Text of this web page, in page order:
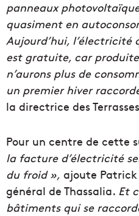
panneaux
quasiment en
Aujourd’hui, l’électricité
est gratuite, car
n’aurons plus de
un premier hiver
la directrice des
Pour un centre de cette
la facture d’électricité
du froid », ajoute
général de Thassalia. Et
bâtiments qui se